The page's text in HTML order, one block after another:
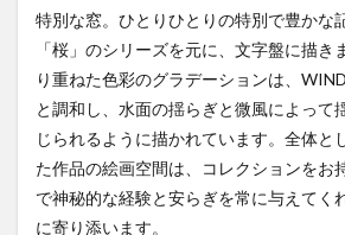
特別な窓。ひとりひとりの特別で豊かな
「桜」のシリーズを元に、文字盤に描き
り重ねた色彩のグラデーションは、
と調和し、水面の揺らぎと微風によって
じられるように描かれています。全体と
た作品の絵画空間は、コレクションをお
で神秘的な経験と安らぎを常に与えてく
に寄り添います。